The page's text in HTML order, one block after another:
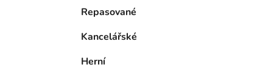
Repasované
Kancelářské
Herní